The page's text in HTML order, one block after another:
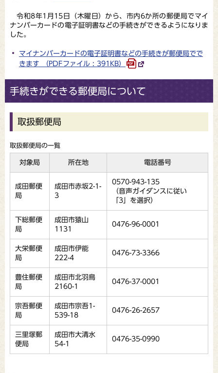
令和8年1月15日（木曜日）から、市内6か所の郵便局でマイ
ナンバーカードの電子証明書などの手続きができるようになりま
した。
マイナンバーカードの電子証明書などの手続きが郵便局でで
きます （PDFファイル : 391KB）
手続きができる郵便局について
取扱郵便局
取扱郵便局の一覧
対象局 所在地 電話番号
成田郵便
局
成田市赤坂2-1-
3
0570-943-135
（音声ガイダンスに従い
「3」を選択）
下総郵便
局
成田市猿山
1131
0476-96-0001
大栄郵便
局
成田市伊能
222-4
0476-73-3366
豊住郵便
局
成田市北羽鳥
2160-1
0476-37-0001
宗吾郵便
局
成田市宗吾1-
539-18
0476-26-2657
三里塚郵
便局
成田市大清水
54-1
0476-35-0990